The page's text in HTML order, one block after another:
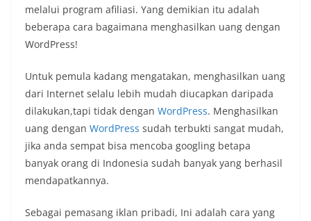
melalui program afiliasi. Yang demikian itu adalah
beberapa cara bagaimana menghasilkan uang dengan
WordPress!
Untuk pemula kadang mengatakan, menghasilkan uang
dari Internet selalu lebih mudah diucapkan daripada
dilakukan,tapi tidak dengan WordPress. Menghasilkan
uang dengan WordPress sudah terbukti sangat mudah,
jika anda sempat bisa mencoba googling betapa
banyak orang di Indonesia sudah banyak yang berhasil
mendapatkannya.
Sebagai pemasang iklan pribadi, Ini adalah cara yang